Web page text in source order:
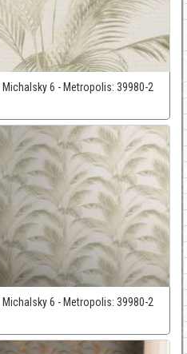
Michalsky 6 - Metropolis: 39980-2
Michalsky 6 - Metropolis: 39980-2